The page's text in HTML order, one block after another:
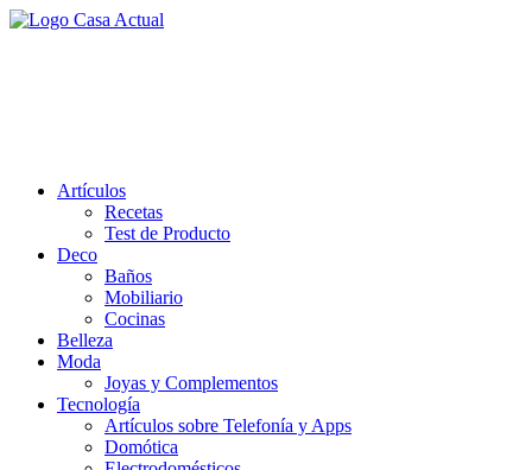
Saltar
Artículos
Recetas
Test de Producto
Deco
Baños
Mobiliario
Cocinas
Belleza
Moda
Joyas y Complementos
Tecnología
Artículos sobre Telefonía y Apps
Domótica